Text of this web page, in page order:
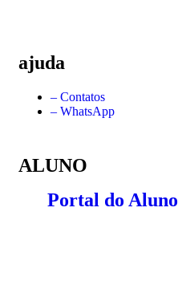
ajuda
– Contatos
– WhatsApp
ALUNO
Portal do Aluno